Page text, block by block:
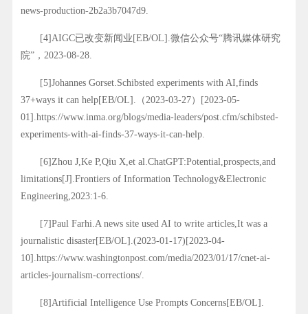
news-production-2b2a3b7047d9.
[4]AIGC已改变新闻业[EB/OL].微信公众号“腾讯媒体研究
院”，2023-08-28.
[5]Johannes Gorset.Schibsted experiments with AI,finds
37+ways it can help[EB/OL].（2023-03-27）[2023-05-
01].https://www.inma.org/blogs/media-leaders/post.cfm/schibsted-
experiments-with-ai-finds-37-ways-it-can-help.
[6]Zhou J,Ke P,Qiu X,et al.ChatGPT:Potential,prospects,and
limitations[J].Frontiers of Information Technology&Electronic
Engineering,2023:1-6.
[7]Paul Farhi.A news site used AI to write articles,It was a
journalistic disaster[EB/OL].(2023-01-17)[2023-04-
10].https://www.washingtonpost.com/media/2023/01/17/cnet-ai-
articles-journalism-corrections/.
[8]Artificial Intelligence Use Prompts Concerns[EB/OL].